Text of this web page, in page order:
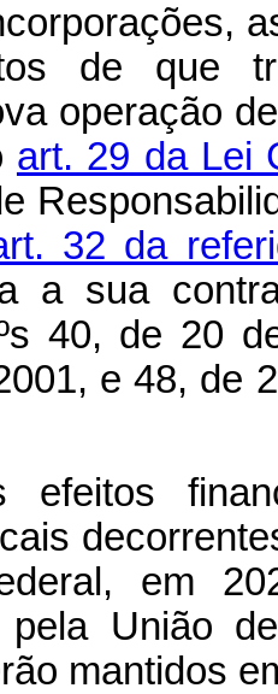
de que
operação
art. 29 da Lei
32 da
a sua
40, de 20
e 48, de
efeitos
em
pela União
mantidos